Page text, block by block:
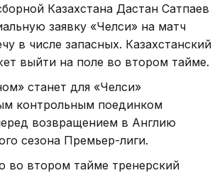
Казахстана Дастан Сатпаев
заявку «Челси» на матч
в числе запасных. Казахстанский
выйти на поле во втором тайме.
станет для «Челси»
контрольным поединком
возвращением в Англию
сезона Премьер-лиги.
во втором тайме тренерский